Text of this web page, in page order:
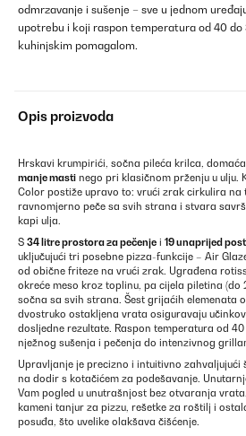
odmrzavanje i sušenje – sve u jednom
upotrebu i koji raspon temperatura od 40 do
kuhinjskim pomagalom.
Opis proizvoda
Hrskavi krumpirići, sočna pileća krilca,
manje masti nego pri klasičnom prženju u ulju.
Color postiže upravo to: vrući zrak cirkulira na
ravnomjerno peče sa svih strana i stvara
kapi ulja.
S 34 litre prostora za pečenje i 19 unaprijed
uključujući tri posebne pizza-funkcije – Air
od obične friteze na vrući zrak. Ugrađena
okreće meso kroz toplinu, pa cijela piletina (do
sočna sa svih strana. Šest grijaćih elemenata
dvostruko ostakljena vrata osiguravaju
dosljedne rezultate. Raspon temperatura od
nježnog sušenja i pečenja do intenzivnog
Upravljanje je precizno i intuitivno
na dodir s kotačićem za podešavanje.
Vam pogled u unutrašnjost bez otvaranja
kameni tanjur za pizzu, rešetke za roštilj i
posuđa, što uvelike olakšava čišćenje.